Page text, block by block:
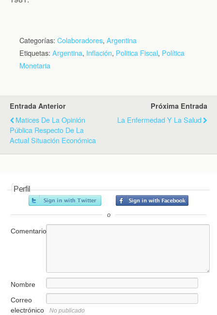
Categorías: Colaboradores, Argentina
Etiquetas: Argentina, Inflación, Politica Fiscal, Política
Monetaria
Entrada Anterior
Matices De La Opinión
Pública Respecto De La
Actual Situación Económica
Próxima Entrada
La Enfermedad Y La Salud
Perfil
o
Comentario
Nombre
Correo
electrónico
No publicado